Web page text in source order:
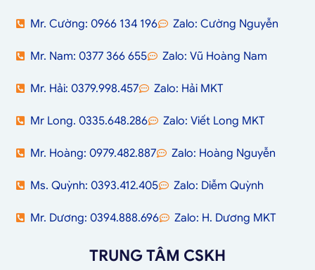
Mr. Cường: 0966 134 196 Zalo: Cường Nguyễn
Mr. Nam: 0377 366 655 Zalo: Vũ Hoàng Nam
Mr. Hải: 0379.998.457 Zalo: Hải MKT
Mr Long. 0335.648.286 Zalo: Viết Long MKT
Mr. Hoàng: 0979.482.887 Zalo: Hoàng Nguyễn
Ms. Quỳnh: 0393.412.405 Zalo: Diễm Quỳnh
Mr. Dương: 0394.888.696 Zalo: H. Dương MKT
TRUNG TÂM CSKH